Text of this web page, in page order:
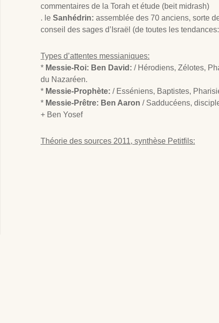
commentaires de la Torah et étude (beit midrash)
. le Sanhédrin: assemblée des 70 anciens, sorte
conseil des sages d’Israël (de toutes les
Types d’attentes messianiques:
* Messie-Roi: Ben David: / Hérodiens, Zélotes,
du Nazaréen.
* Messie-Prophète: / Esséniens, Baptistes,
* Messie-Prêtre: Ben Aaron / Sadducéens,
+ Ben Yosef
Théorie des sources 2011, synthèse Petitfils: